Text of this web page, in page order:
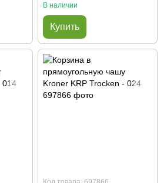
В наличии
Купить